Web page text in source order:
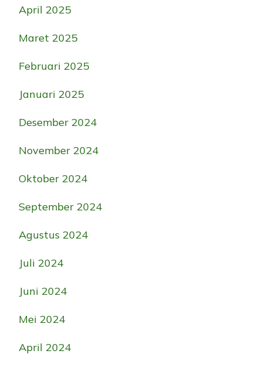
April 2025
Maret 2025
Februari 2025
Januari 2025
Desember 2024
November 2024
Oktober 2024
September 2024
Agustus 2024
Juli 2024
Juni 2024
Mei 2024
April 2024